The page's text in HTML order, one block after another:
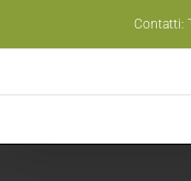
Contatti: